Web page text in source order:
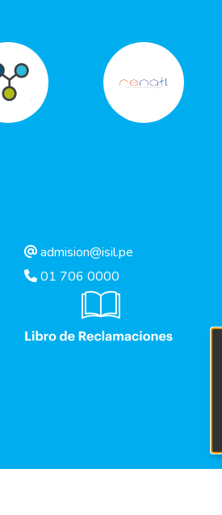
admision@isil.pe
01 706 0000